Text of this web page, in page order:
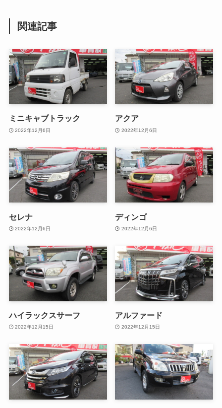
関連記事
ミニキャブトラック
2022年12月6日
アクア
2022年12月6日
セレナ
2022年12月6日
ディンゴ
2022年12月6日
ハイラックスサーフ
2022年12月15日
アルファード
2022年12月15日